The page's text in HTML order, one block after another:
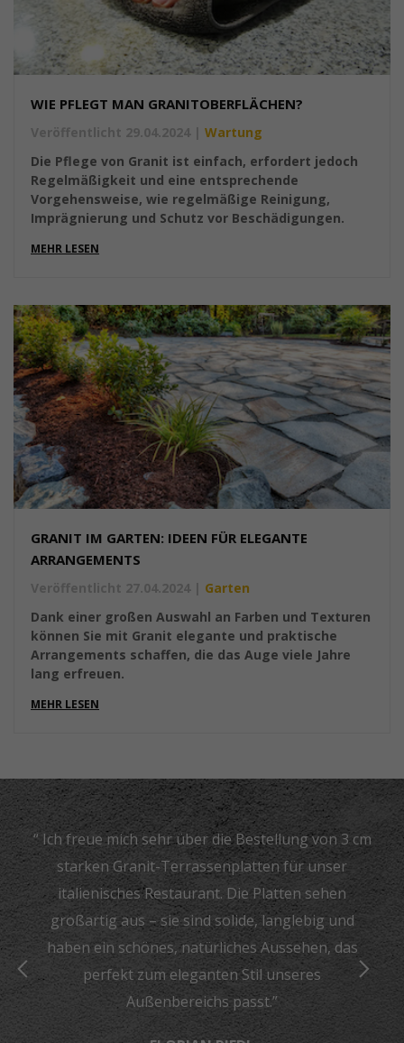
WIE PFLEGT MAN GRANITOBERFLÄCHEN?
Veröffentlicht 29.04.2024 | Wartung
Die Pflege von Granit ist einfach, erfordert jedoch
Regelmäßigkeit und eine entsprechende
Vorgehensweise, wie regelmäßige Reinigung,
Imprägnierung und Schutz vor Beschädigungen.
MEHR LESEN
GRANIT IM GARTEN: IDEEN FÜR ELEGANTE
ARRANGEMENTS
Veröffentlicht 27.04.2024 | Garten
Dank einer großen Auswahl an Farben und Texturen
können Sie mit Granit elegante und praktische
Arrangements schaffen, die das Auge viele Jahre
lang erfreuen.
MEHR LESEN
“ Ich freue mich sehr über die Bestellung von 3 cm
starken Granit-Terrassenplatten für unser
italienisches Restaurant. Die Platten sehen
großartig aus – sie sind solide, langlebig und
haben ein schönes, natürliches Aussehen, das
perfekt zum eleganten Stil unseres
Außenbereichs passt.”